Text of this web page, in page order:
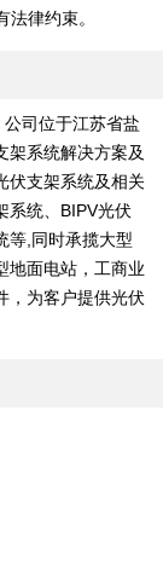
律约束。
公司位于江苏省盐
架系统解决方案及
伏支架系统及相关
系统、BIPV光伏
等,同时承揽大型
地面电站，工商业
，为客户提供光伏